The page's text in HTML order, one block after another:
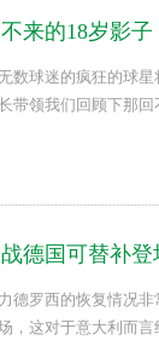
来的18岁影子
数球迷的疯狂的球
带领我们回顾下那回
德国可替补登
德罗西的恢复情况
，这对于意大利而言